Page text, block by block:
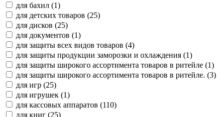
для бахил (1)
для детских товаров (25)
для дисков (25)
для документов (1)
для защиты всех видов товаров (4)
для защиты продукции заморозки и охлаждения (1)
для защиты широкого ассортимента товаров в ритейле (1)
для защиты широкого ассортимента товаров в ритейле. (3)
для игр (25)
для игрушек (1)
для кассовых аппаратов (110)
для книг (25)